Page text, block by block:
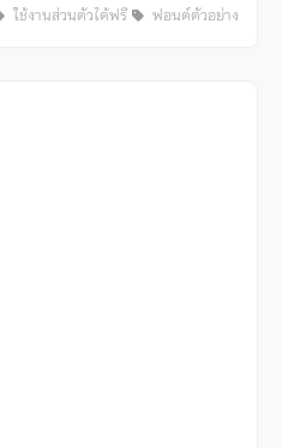
ใช้งานส่วนตัวได้ฟรี ฟอนต์ตัวอย่าง